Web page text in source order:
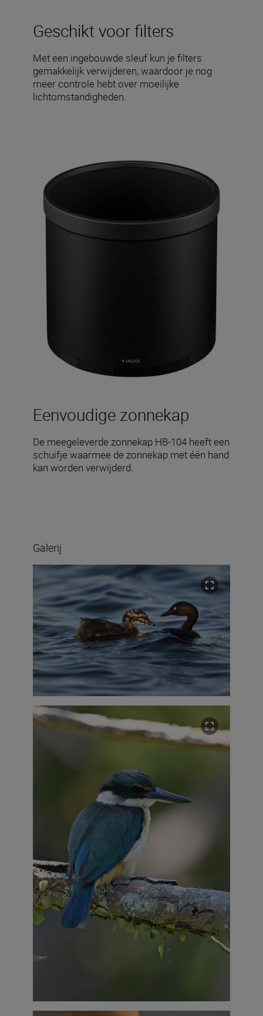
Geschikt voor filters
Met een ingebouwde sleuf kun je filters
gemakkelijk verwijderen, waardoor je nog
meer controle hebt over moeilijke
lichtomstandigheden.
Eenvoudige zonnekap
De meegeleverde zonnekap HB-104 heeft een
schuifje waarmee de zonnekap met één hand
kan worden verwijderd.
Galerij